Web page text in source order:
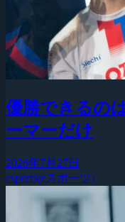
優勝できるの
ーマーだけ
2026年7月27日
esports(eスポーツ)